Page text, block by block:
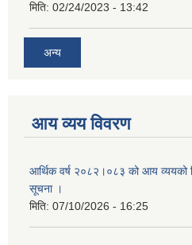
मिति: 02/24/2023 - 13:42
अन्य
आय व्यय विवरण
आर्थिक वर्ष २०८२।०८३ को आय व्ययको
सूचना ।
मिति: 07/10/2026 - 16:25